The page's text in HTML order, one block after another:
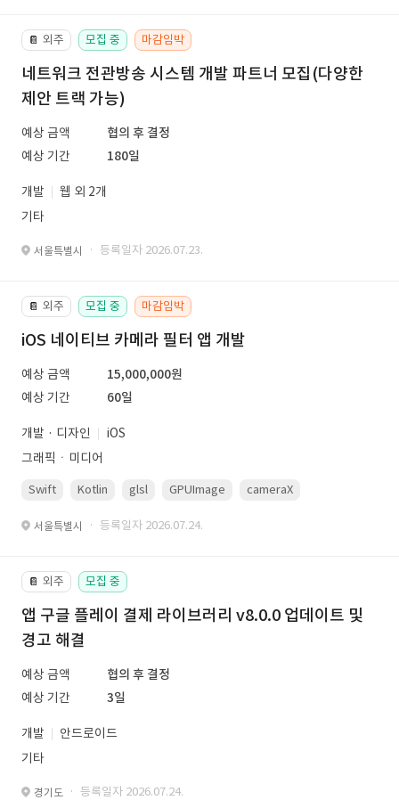
📔 외주 모집 중 마감임박
네트워크 전관방송 시스템 개발 파트너 모집(다양한
제안 트랙 가능)
예상 금액
협의 후 결정
예상 기간
180일
개발
웹 외 2개
기타
서울특별시 · 등록일자 2026.07.23.
📔 외주 모집 중 마감임박
iOS 네이티브 카메라 필터 앱 개발
예상 금액
15,000,000원
예상 기간
60일
개발 · 디자인
iOS
그래픽ㆍ미디어
Swift Kotlin glsl GPUImage cameraX
서울특별시 · 등록일자 2026.07.24.
📔 외주 모집 중
앱 구글 플레이 결제 라이브러리 v8.0.0 업데이트 및
경고 해결
예상 금액
협의 후 결정
예상 기간
3일
개발
안드로이드
기타
경기도 · 등록일자 2026.07.24.